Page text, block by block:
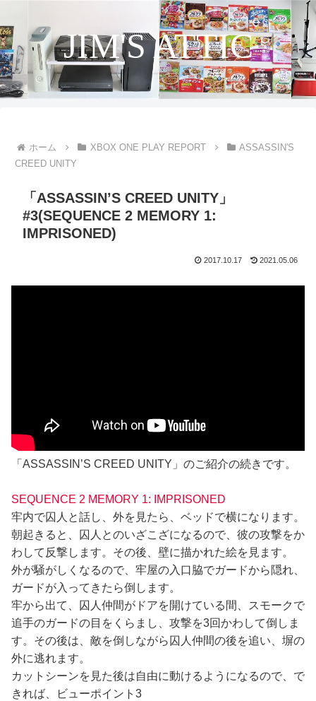
JIM'S ATTIC
ホーム XBOX ONE PLAY REPORT
ASSASSIN'S
CREED UNITY
「ASSASSIN’S CREED UNITY」
#3(SEQUENCE 2 MEMORY 1:
IMPRISONED)
2017.10.17 2021.05.06
「ASSASSIN’S CREED UNITY」のご紹介の続きです。
SEQUENCE 2 MEMORY 1: IMPRISONED
牢内で囚人と話し、外を見たら、ベッドで横になります。
朝起きると、囚人とのいざこざになるので、彼の攻撃をか
わして反撃します。その後、壁に描かれた絵を見ます。
外が騒がしくなるので、牢屋の入口脇でガードから隠れ、
ガードが入ってきたら倒します。
牢から出て、囚人仲間がドアを開けている間、スモークで
追手のガードの目をくらまし、攻撃を3回かわして倒しま
す。その後は、敵を倒しながら囚人仲間の後を追い、塀の
外に逃れます。
カットシーンを見た後は自由に動けるようになるので、で
きれば、ビューポイント3